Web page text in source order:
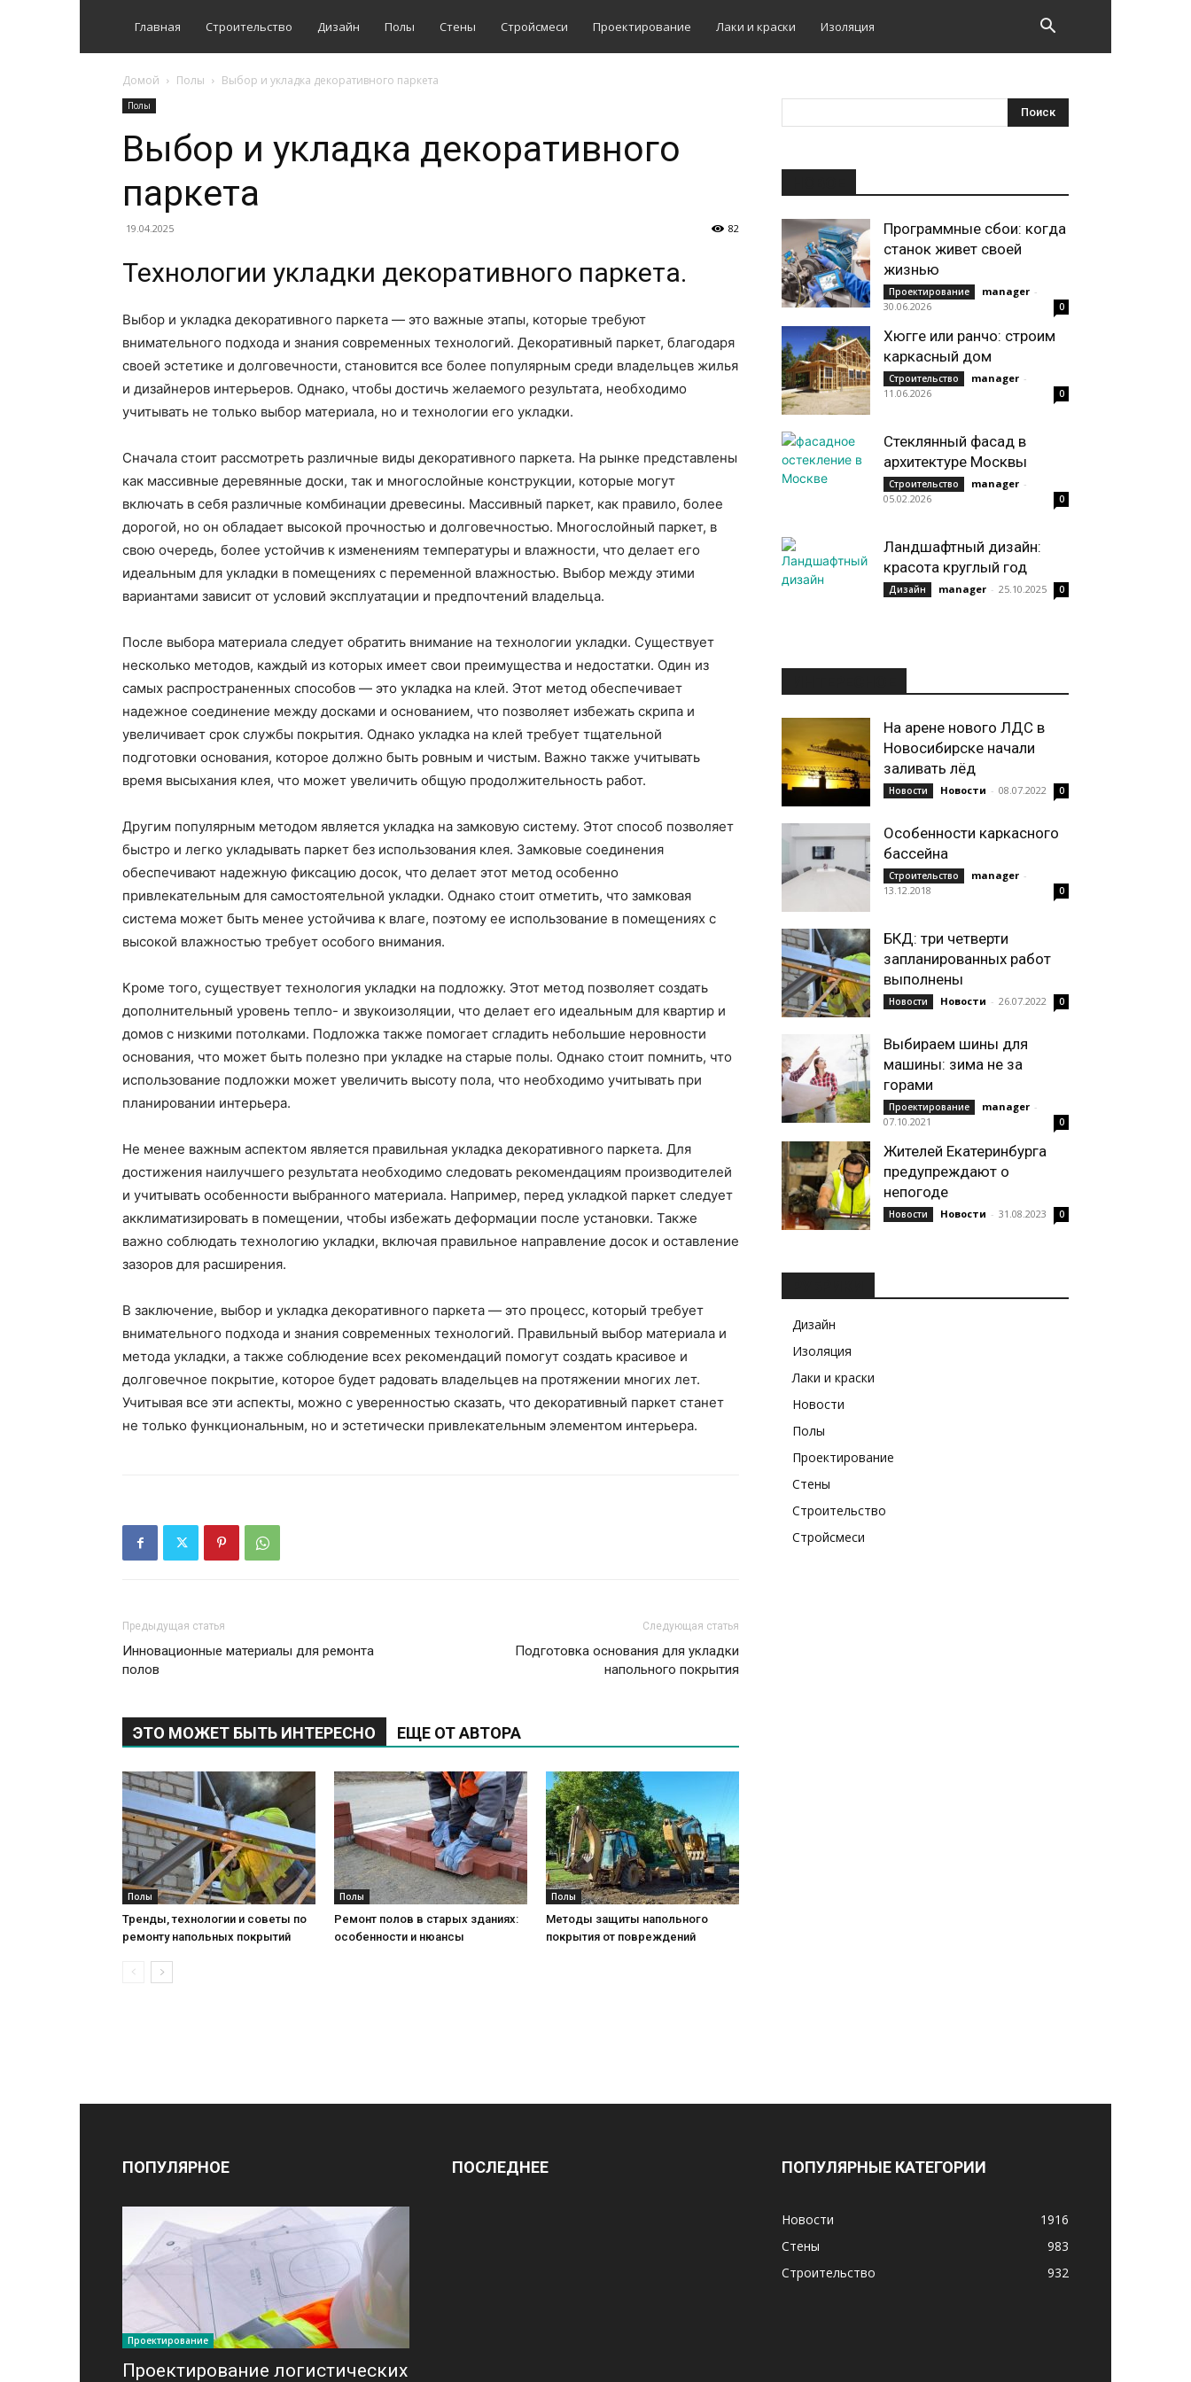
Главная Строительство Дизайн Полы Стены Стройсмеси Проектирование Лаки и краски Изоляция
Домой Полы Выбор и укладка декоративного паркета
Полы
Выбор и укладка декоративного
паркета
19.04.2025 82
Технологии укладки декоративного паркета.
Выбор и укладка декоративного паркета — это важные этапы, которые требуют
внимательного подхода и знания современных технологий. Декоративный паркет, благодаря
своей эстетике и долговечности, становится все более популярным среди владельцев жилья
и дизайнеров интерьеров. Однако, чтобы достичь желаемого результата, необходимо
учитывать не только выбор материала, но и технологии его укладки.
Сначала стоит рассмотреть различные виды декоративного паркета. На рынке представлены
как массивные деревянные доски, так и многослойные конструкции, которые могут
включать в себя различные комбинации древесины. Массивный паркет, как правило, более
дорогой, но он обладает высокой прочностью и долговечностью. Многослойный паркет, в
свою очередь, более устойчив к изменениям температуры и влажности, что делает его
идеальным для укладки в помещениях с переменной влажностью. Выбор между этими
вариантами зависит от условий эксплуатации и предпочтений владельца.
После выбора материала следует обратить внимание на технологии укладки. Существует
несколько методов, каждый из которых имеет свои преимущества и недостатки. Один из
самых распространенных способов — это укладка на клей. Этот метод обеспечивает
надежное соединение между досками и основанием, что позволяет избежать скрипа и
увеличивает срок службы покрытия. Однако укладка на клей требует тщательной
подготовки основания, которое должно быть ровным и чистым. Важно также учитывать
время высыхания клея, что может увеличить общую продолжительность работ.
Другим популярным методом является укладка на замковую систему. Этот способ позволяет
быстро и легко укладывать паркет без использования клея. Замковые соединения
обеспечивают надежную фиксацию досок, что делает этот метод особенно
привлекательным для самостоятельной укладки. Однако стоит отметить, что замковая
система может быть менее устойчива к влаге, поэтому ее использование в помещениях с
высокой влажностью требует особого внимания.
Кроме того, существует технология укладки на подложку. Этот метод позволяет создать
дополнительный уровень тепло- и звукоизоляции, что делает его идеальным для квартир и
домов с низкими потолками. Подложка также помогает сгладить небольшие неровности
основания, что может быть полезно при укладке на старые полы. Однако стоит помнить, что
использование подложки может увеличить высоту пола, что необходимо учитывать при
планировании интерьера.
Не менее важным аспектом является правильная укладка декоративного паркета. Для
достижения наилучшего результата необходимо следовать рекомендациям производителей
и учитывать особенности выбранного материала. Например, перед укладкой паркет следует
акклиматизировать в помещении, чтобы избежать деформации после установки. Также
важно соблюдать технологию укладки, включая правильное направление досок и оставление
зазоров для расширения.
В заключение, выбор и укладка декоративного паркета — это процесс, который требует
внимательного подхода и знания современных технологий. Правильный выбор материала и
метода укладки, а также соблюдение всех рекомендаций помогут создать красивое и
долговечное покрытие, которое будет радовать владельцев на протяжении многих лет.
Учитывая все эти аспекты, можно с уверенностью сказать, что декоративный паркет станет
не только функциональным, но и эстетически привлекательным элементом интерьера.
Предыдущая статья
Инновационные материалы для ремонта
полов
Следующая статья
Подготовка основания для укладки
напольного покрытия
ЭТО МОЖЕТ БЫТЬ ИНТЕРЕСНО ЕЩЕ ОТ АВТОРА
Полы
Тренды, технологии и советы по
ремонту напольных покрытий
Полы
Ремонт полов в старых зданиях:
особенности и нюансы
Полы
Методы защиты напольного
покрытия от повреждений
Программные сбои: когда
станок живет своей
жизнью
Проектирование manager -
30.06.2026
0
Хюгге или ранчо: строим
каркасный дом
Строительство manager -
11.06.2026
0
Стеклянный фасад в
архитектуре Москвы
Строительство manager -
05.02.2026
0
Ландшафтный дизайн:
красота круглый год
Дизайн manager - 25.10.2025 0
На арене нового ЛДС в
Новосибирске начали
заливать лёд
Новости Новости - 08.07.2022 0
Особенности каркасного
бассейна
Строительство manager -
13.12.2018
0
БКД: три четверти
запланированных работ
выполнены
Новости Новости - 26.07.2022 0
Выбираем шины для
машины: зима не за
горами
Проектирование manager -
07.10.2021
0
Жителей Екатеринбурга
предупреждают о
непогоде
Новости Новости - 31.08.2023 0
Дизайн
Изоляция
Лаки и краски
Новости
Полы
Проектирование
Стены
Строительство
Стройсмеси
ПОПУЛЯРНОЕ
Проектирование
Проектирование логистических
ПОСЛЕДНЕЕ ПОПУЛЯРНЫЕ КАТЕГОРИИ
Новости
1916
Стены
983
Строительство
932